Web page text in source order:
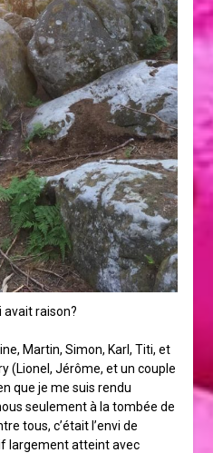
avait raison?
Martin, Simon, Karl, Titi, et
(Lionel, Jérôme, et un couple
que je me suis rendu
seulement à la tombée de
tous, c’était l’envi de
largement atteint avec